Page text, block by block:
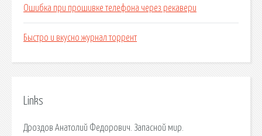
Ошибка при прошивке телефона через рекавери
Быстро и вкусно журнал торрент
Links
Дроздов Анатолий Федорович. Запасной мир.